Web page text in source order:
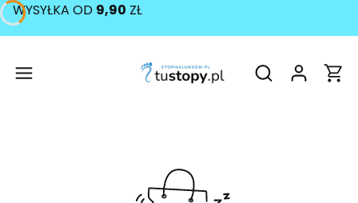
WYSYŁKA OD 9,90 ZŁ
Otwórz